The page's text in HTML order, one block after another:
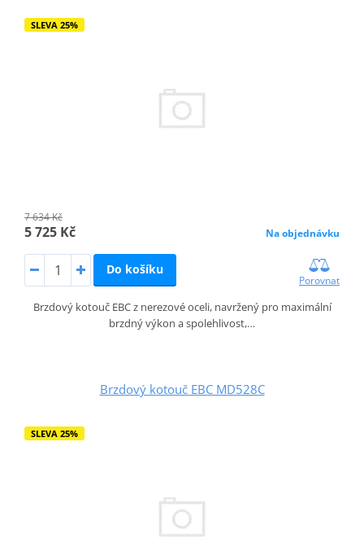
SLEVA 25%
7 634 Kč
5 725 Kč Na objednávku
Do košíku
Porovnat
Brzdový kotouč EBC z nerezové oceli, navržený pro maximální
brzdný výkon a spolehlivost,…
Brzdový kotouč EBC MD528C
SLEVA 25%